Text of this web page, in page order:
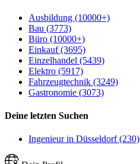
Ausbildung (10000+)
Bau (3773)
Büro (10000+)
Einkauf (3695)
Einzelhandel (5439)
Elektro (5917)
Fahrzeugtechnik (3249)
Gastronomie (3073)
Deine letzten Suchen
Ingenieur in Düsseldorf (230)